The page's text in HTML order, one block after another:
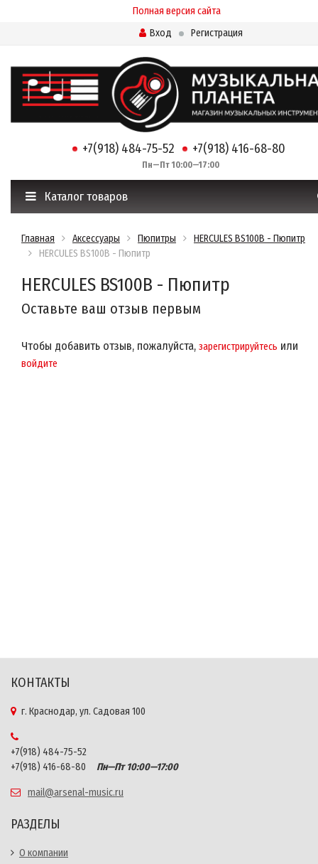
Полная версия сайта
Вход
Регистрация
+7(918) 484-75-52 +7(918) 416-68-80
Пн—Пт 10:00—17:00
Каталог товаров
Главная Аксессуары Пюпитры
HERCULES BS100B - Пюпитр
HERCULES BS100B - Пюпитр
HERCULES BS100B - Пюпитр
Оставьте ваш отзыв первым
Чтобы добавить отзыв, пожалуйста, зарегистрируйтесь или
войдите
КОНТАКТЫ
г. Краснодар, ул. Садовая 100
+7(918) 484-75-52
+7(918) 416-68-80
Пн—Пт 10:00—17:00
mail@arsenal-music.ru
РАЗДЕЛЫ
О компании